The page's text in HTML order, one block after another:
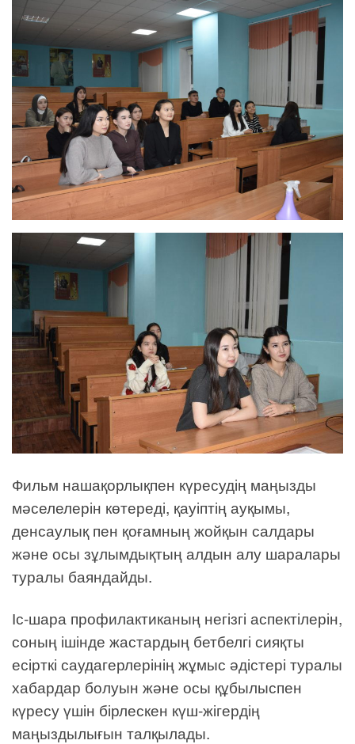
Фильм нашақорлықпен күресудің маңызды
мәселелерін көтереді, қауіптің ауқымы,
денсаулық пен қоғамның жойқын салдары
және осы зұлымдықтың алдын алу шаралары
туралы баяндайды.
Іс-шара профилактиканың негізгі аспектілерін,
соның ішінде жастардың бетбелгі сияқты
есірткі саудагерлерінің жұмыс әдістері туралы
хабардар болуын және осы құбылыспен
күресу үшін бірлескен күш-жігердің
маңыздылығын талқылады.